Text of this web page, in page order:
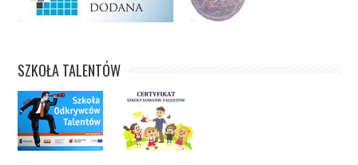
SZKOŁA TALENTÓW